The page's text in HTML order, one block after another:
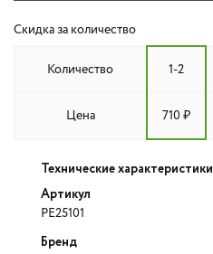
Скидка за количество
Количество 1-2
Цена 710 ₽
Технические характеристики
Артикул
PE25101
Бренд